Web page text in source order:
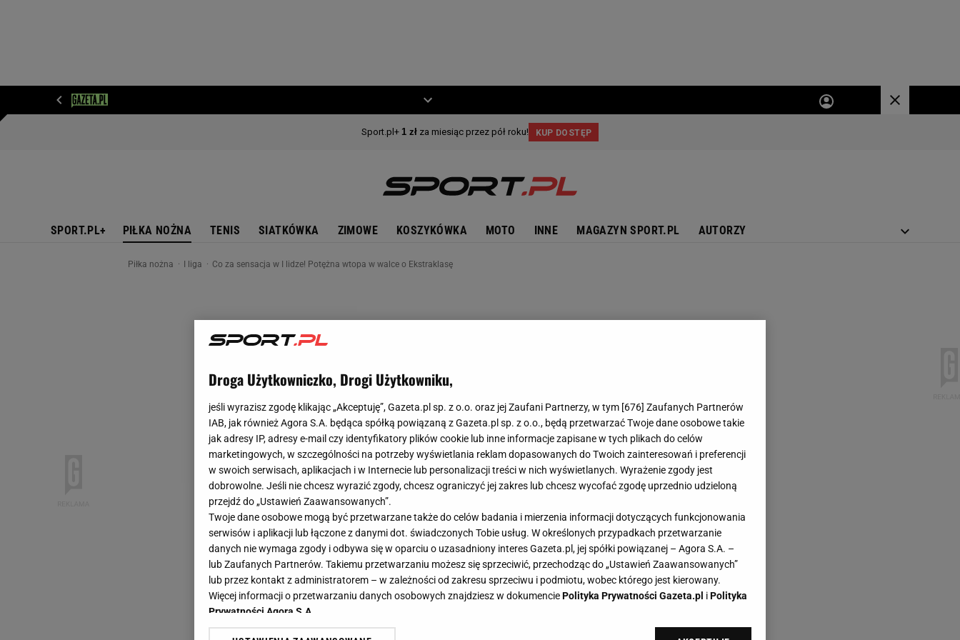
SPORT.PL+ PIŁKA NOŻNA TENIS SIATKÓWKA ZIMOWE KOSZYKÓWKA MOTO INNE MAGAZYN SPORT.PL AUTORZY
Piłka nożna I liga Co za sensacja w I lidze! Potężna wtopa w walce o Ekstraklasę
Droga Użytkowniczko, Drogi Użytkowniku,
jeśli wyrazisz zgodę klikając „Akceptuję”, Gazeta.pl sp. z o.o. oraz jej Zaufani Partnerzy, w tym [676] Zaufanych Partnerów
IAB, jak również Agora S.A. będąca spółką powiązaną z Gazeta.pl sp. z o.o., będą przetwarzać Twoje dane osobowe takie
jak adresy IP, adresy e-mail czy identyfikatory plików cookie lub inne informacje zapisane w tych plikach do celów
marketingowych, w szczególności na potrzeby wyświetlania reklam dopasowanych do Twoich zainteresowań i preferencji
w swoich serwisach, aplikacjach i w Internecie lub personalizacji treści w nich wyświetlanych. Wyrażenie zgody jest
dobrowolne. Jeśli nie chcesz wyrazić zgody, chcesz ograniczyć jej zakres lub chcesz wycofać zgodę uprzednio udzieloną
przejdź do „Ustawień Zaawansowanych”.
Twoje dane osobowe mogą być przetwarzane także do celów badania i mierzenia informacji dotyczących funkcjonowania
serwisów i aplikacji lub łączone z danymi dot. świadczonych Tobie usług. W określonych przypadkach przetwarzanie
danych nie wymaga zgody i odbywa się w oparciu o uzasadniony interes Gazeta.pl, jej spółki powiązanej – Agora S.A. –
lub Zaufanych Partnerów. Takiemu przetwarzaniu możesz się sprzeciwić, przechodząc do „Ustawień Zaawansowanych”
lub przez kontakt z administratorem – w zależności od zakresu sprzeciwu i podmiotu, wobec którego jest kierowany.
Więcej informacji o przetwarzaniu danych osobowych znajdziesz w dokumenciePolityka Prywatności Gazeta.pl iPolityka
Prywatności Agora S.A.